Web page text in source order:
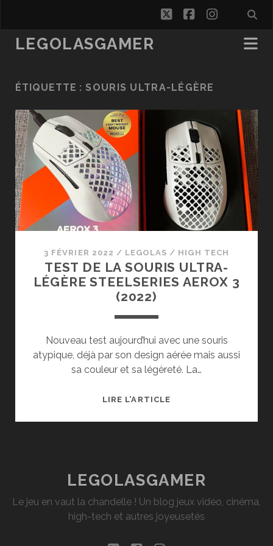
twitterfacebook
LEGOLASGAMER
ÉTIQUETTE :SOURIS ULTRA-LÉGÈRE
3 FÉVRIER 2022 / LEGOLAS / HIGH TECH
TEST DE LA SOURIS ULTRA-
LÉGÈRE STEELSERIES AEROX 3
(2022)
Nouveau test aujourd’hui avec une souris
atypique, déjà par son design aérée mais aussi
sa couleur et sa légèreté. La…
LIRE L’ARTICLETEST
STEELSERIES
AEROX
3
LEGOLASGAMER
Le jeu en vaut la chandelle ! Un blog jeux vidéo, cinéma,
high-tech et autres joyeusetés